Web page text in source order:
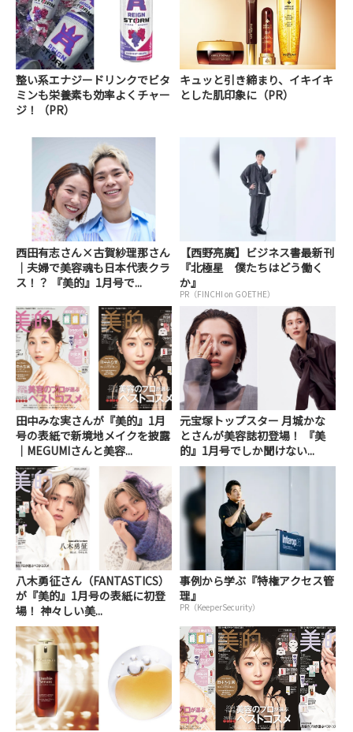
整い系エナジードリンクでビタ
ミンも栄養素も効率よくチャー
ジ！（PR）
キュッと引き締まり、イキイキ
とした肌印象に（PR）
西田有志さん×古賀紗理那さん
｜夫婦で美容魂も日本代表クラ
ス！？ 『美的』1月号で...
【西野亮廣】ビジネス書最新刊
『北極星 僕たちはどう働く
か』
PR（FINCHI on GOETHE）
田中みな実さんが『美的』1月
号の表紙で新境地メイクを披露
｜MEGUMIさんと美容...
元宝塚トップスター 月城かな
とさんが美容誌初登場！ 『美
的』1月号でしか聞けない...
八木勇征さん（FANTASTICS）
が『美的』1月号の表紙に初登
場！ 神々しい美...
事例から学ぶ『特権アクセス管
理』
PR（KeeperSecurity）